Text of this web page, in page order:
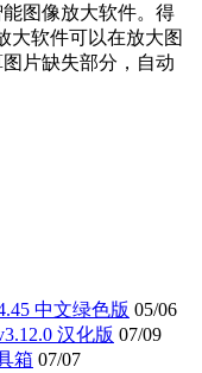
能图像放大软件。得
大软件可以在放大图
片缺失部分，自动
中文绿色版 05/06
汉化版 07/09
箱 07/07